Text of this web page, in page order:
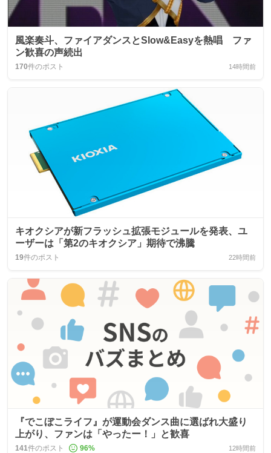
風楽奏斗、ファイアダンスとSlow&Easyを熱唱 ファ
ン歓喜の声続出
170件のポスト 14時間前
キオクシアが新フラッシュ拡張モジュールを発表、ユ
ーザーは「第2のキオクシア」期待で沸騰
19件のポスト 22時間前
『でこぼこライフ』が運動会ダンス曲に選ばれ大盛り
上がり、ファンは「やったー！」と歓喜
141件のポスト 96% 12時間前